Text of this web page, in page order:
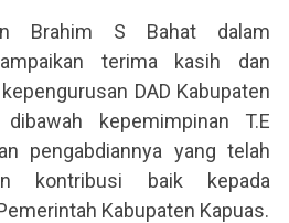
Brahim S Bahat dalam
terima kasih dan
DAD Kabupaten
kepemimpinan T.E
pengabdiannya yang telah
kontribusi baik kepada
Kabupaten Kapuas.